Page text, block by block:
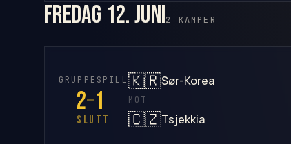
fredag 12. juni2 KAMPER
GRUPPESPILL
2–1
SLUTT
🇰🇷Sør-Korea
MOT
🇨🇿Tsjekkia